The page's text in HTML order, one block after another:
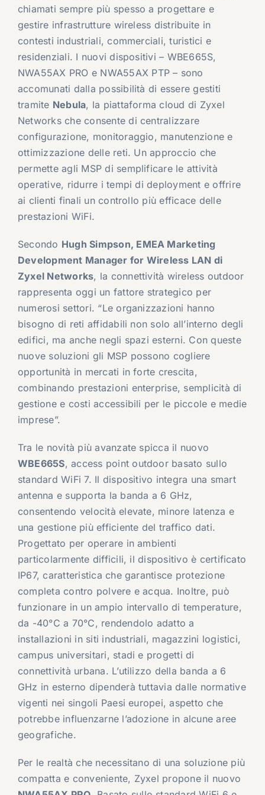
chiamati sempre più spesso a progettare e
gestire infrastrutture wireless distribuite in
contesti industriali, commerciali, turistici e
residenziali. I nuovi dispositivi – WBE665S,
NWA55AX PRO e NWA55AX PTP – sono
accomunati dalla possibilità di essere gestiti
tramite Nebula, la piattaforma cloud di Zyxel
Networks che consente di centralizzare
configurazione, monitoraggio, manutenzione e
ottimizzazione delle reti. Un approccio che
permette agli MSP di semplificare le attività
operative, ridurre i tempi di deployment e offrire
ai clienti finali un controllo più efficace delle
prestazioni WiFi.
Secondo Hugh Simpson, EMEA Marketing
Development Manager for Wireless LAN di
Zyxel Networks, la connettività wireless outdoor
rappresenta oggi un fattore strategico per
numerosi settori. “Le organizzazioni hanno
bisogno di reti affidabili non solo all’interno degli
edifici, ma anche negli spazi esterni. Con queste
nuove soluzioni gli MSP possono cogliere
opportunità in mercati in forte crescita,
combinando prestazioni enterprise, semplicità di
gestione e costi accessibili per le piccole e medie
imprese”.
Tra le novità più avanzate spicca il nuovo
WBE665S, access point outdoor basato sullo
standard WiFi 7. Il dispositivo integra una smart
antenna e supporta la banda a 6 GHz,
consentendo velocità elevate, minore latenza e
una gestione più efficiente del traffico dati.
Progettato per operare in ambienti
particolarmente difficili, il dispositivo è certificato
IP67, caratteristica che garantisce protezione
completa contro polvere e acqua. Inoltre, può
funzionare in un ampio intervallo di temperature,
da -40°C a 70°C, rendendolo adatto a
installazioni in siti industriali, magazzini logistici,
campus universitari, stadi e progetti di
connettività urbana. L’utilizzo della banda a 6
GHz in esterno dipenderà tuttavia dalle normative
vigenti nei singoli Paesi europei, aspetto che
potrebbe influenzarne l’adozione in alcune aree
geografiche.
Per le realtà che necessitano di una soluzione più
compatta e conveniente, Zyxel propone il nuovo